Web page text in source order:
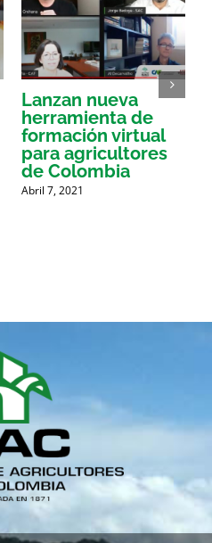
Lanzan nueva
herramienta de
formación virtual
para agricultores
de Colombia
Abril 7, 2021